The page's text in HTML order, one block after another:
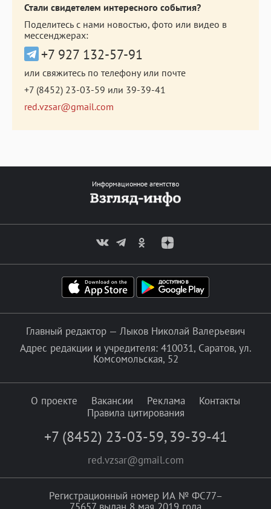
Стали свидетелем интересного события?
Поделитесь с нами новостью, фото или видео в
мессенджерах:
+7 927 132-57-91
или свяжитесь по телефону или почте
+7 (8452) 23-03-59 или 39-39-41
red.vzsar@gmail.com
Информационное агентство
Главный редактор — Лыков Николай Валерьевич
Адрес редакции и учредителя: 410031, Саратов, ул.
Комсомольская, 52
О проекте Вакансии Реклама
Контакты
Правила цитирования
+7 (8452) 23-03-59, 39-39-41
red.vzsar@gmail.com
Регистрационный номер ИА № ФС77–